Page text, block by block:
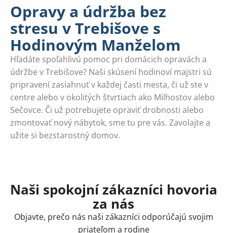
Opravy a údržba bez
stresu v Trebišove s
Hodinovým Manželom
Hľadáte spoľahlivú pomoc pri domácich opravách a
údržbe v Trebišove? Naši skúsení hodinoví majstri sú
pripravení zasiahnuť v každej časti mesta, či už ste v
centre alebo v okolitých štvrtiach ako Milhostov alebo
Sečovce. Či už potrebujete opraviť drobnosti alebo
zmontovať nový nábytok, sme tu pre vás. Zavolajte a
užite si bezstarostný domov.
Naši spokojní zákazníci hovoria
za nás
Objavte, prečo nás naši zákazníci odporúčajú svojim
priateľom a rodine